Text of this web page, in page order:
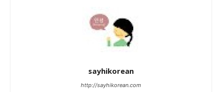
sayhikorean
http://sayhikorean.com